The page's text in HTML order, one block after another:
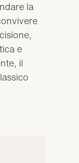
la
e
il